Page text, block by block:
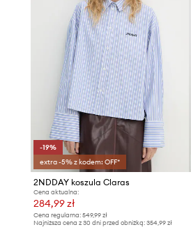
-19%
extra -5% z kodem: OFF*
2NDDAY koszula Claras
Cena aktualna:
284,99 zł
Cena regularna: 549,99 zł
Najniższa cena z 30 dni przed obniżką: 354,99 zł